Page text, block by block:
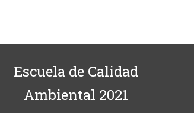
Escuela de Calidad
Ambiental 2021